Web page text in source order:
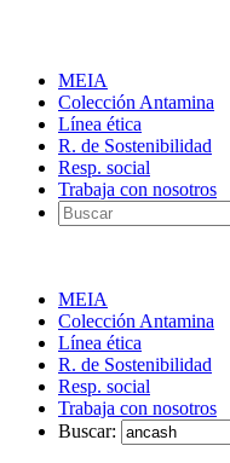
MEIA
Colección Antamina
Línea ética
R. de Sostenibilidad
Resp. social
Trabaja con nosotros
MEIA
Colección Antamina
Línea ética
R. de Sostenibilidad
Resp. social
Trabaja con nosotros
Buscar: